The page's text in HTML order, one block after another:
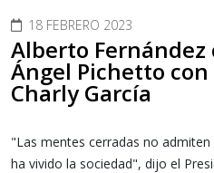
18 FEBRERO 2023
Alberto Fernández
Ángel Pichetto
Charly García
"Las mentes cerradas no
ha vivido la sociedad", dijo el